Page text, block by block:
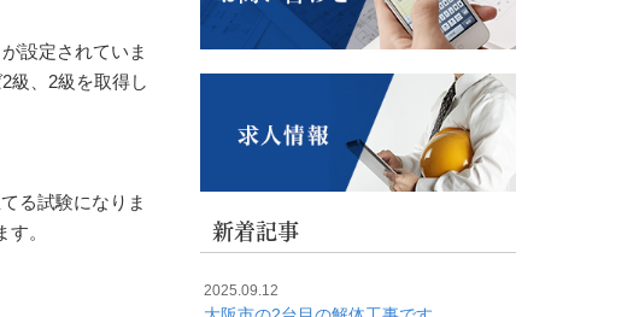
設定されていま
級、2級を取得し
る試験になりま
。
新着記事
2025.09.12